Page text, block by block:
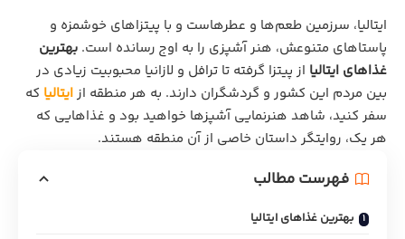
ایتالیا، سرزمین طعم‌ها و عطرهاست و با پیتزاهای خوشمزه و
پاستاهای متنوعش، هنر آشپزی را به اوج رسانده است. بهترین
غذاهای ایتالیا از پیتزا گرفته تا ترافل و لازانیا محبوبیت زیادی در
بین مردم این کشور و گردشگران دارند. به هر منطقه ازایتالیا که
سفر کنید، شاهد هنرنمایی آشپزها خواهید بود و غذاهایی که
هر یک، روایتگر داستان خاصی از آن منطقه هستند.
فهرست مطالب
بهترین غذاهای ایتالیا